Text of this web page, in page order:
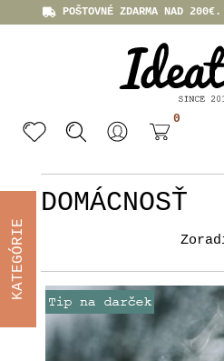
POŠTOVNÉ ZDARMA NAD
0
DOMÁCNOSŤ
KATEGÓRIE